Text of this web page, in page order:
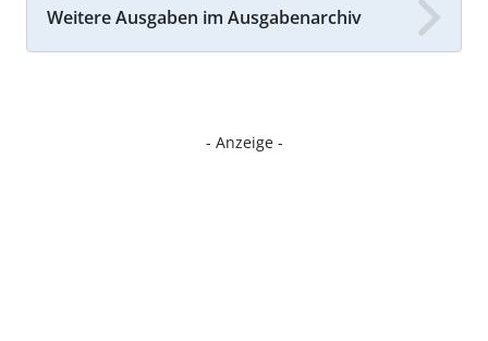
Weitere Ausgaben im Ausgabenarchiv
- Anzeige -